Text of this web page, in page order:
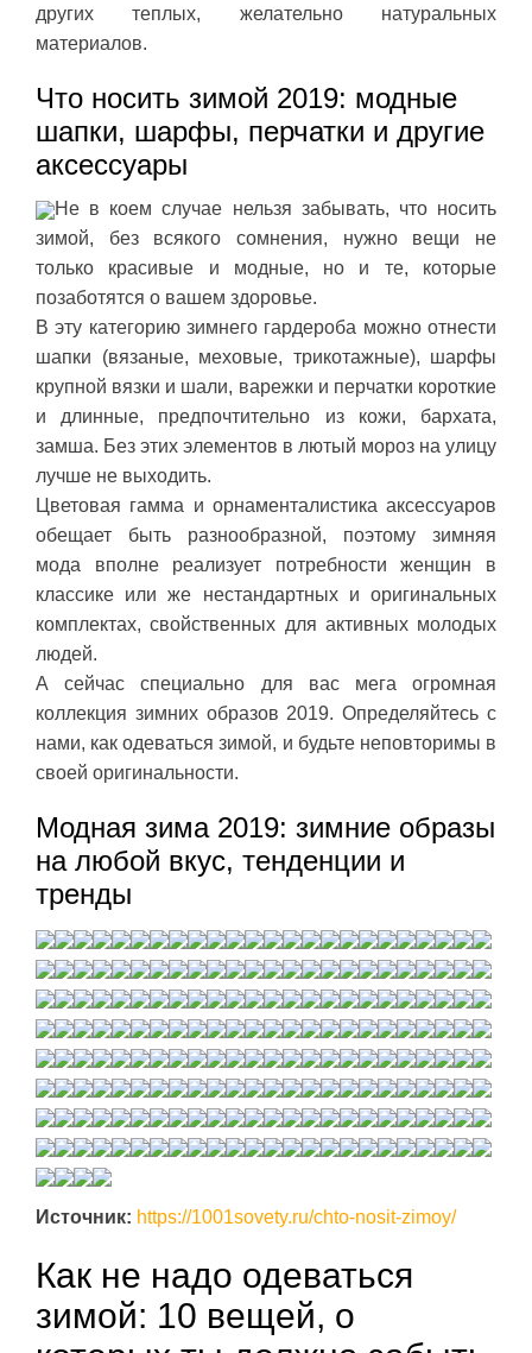
других теплых, желательно натуральных
материалов.
Что носить зимой 2019: модные
шапки, шарфы, перчатки и другие
аксессуары
Не в коем случае нельзя забывать, что носить
зимой, без всякого сомнения, нужно вещи не
только красивые и модные, но и те, которые
позаботятся о вашем здоровье.
В эту категорию зимнего гардероба можно отнести
шапки (вязаные, меховые, трикотажные), шарфы
крупной вязки и шали, варежки и перчатки короткие
и длинные, предпочтительно из кожи, бархата,
замша. Без этих элементов в лютый мороз на улицу
лучше не выходить.
Цветовая гамма и орнаменталистика аксессуаров
обещает быть разнообразной, поэтому зимняя
мода вполне реализует потребности женщин в
классике или же нестандартных и оригинальных
комплектах, свойственных для активных молодых
людей.
А сейчас специально для вас мега огромная
коллекция зимних образов 2019. Определяйтесь с
нами, как одеваться зимой, и будьте неповторимы в
своей оригинальности.
Модная зима 2019: зимние образы
на любой вкус, тенденции и
тренды
Источник: https://1001sovety.ru/chto-nosit-zimoy/
Как не надо одеваться
зимой: 10 вещей, о